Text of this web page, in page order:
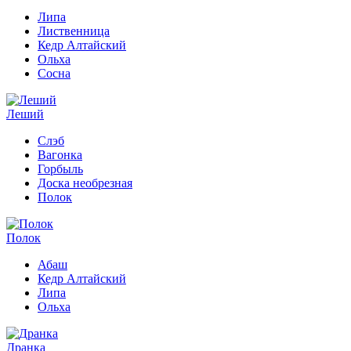
Липа
Лиственница
Кедр Алтайский
Ольха
Сосна
Леший
Слэб
Вагонка
Горбыль
Доска необрезная
Полок
Полок
Абаш
Кедр Алтайский
Липа
Ольха
Дранка